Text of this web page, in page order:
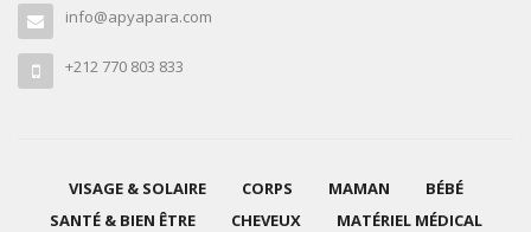
info@apyapara.com
+212 770 803 833
VISAGE & SOLAIRE CORPS MAMAN
BÉBÉ
SANTÉ & BIEN ÊTRE
CHEVEUX
MATÉRIEL MÉDICAL